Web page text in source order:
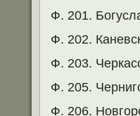
Ф. 201.
Ф. 202.
Ф. 203.
Ф. 205.
Ф. 206.